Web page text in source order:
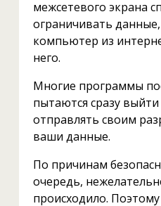
межсетевого экрана
ограничивать
компьютер из
него.
Многие программы
пытаются сразу
отправлять своим
ваши данные.
По причинам
очередь,
происходило.